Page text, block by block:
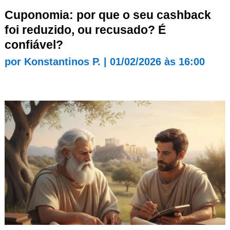
Cuponomia: por que o seu cashback
foi reduzido, ou recusado? É
confiável?
por Konstantinos P. 01/02/2026 às 16:00